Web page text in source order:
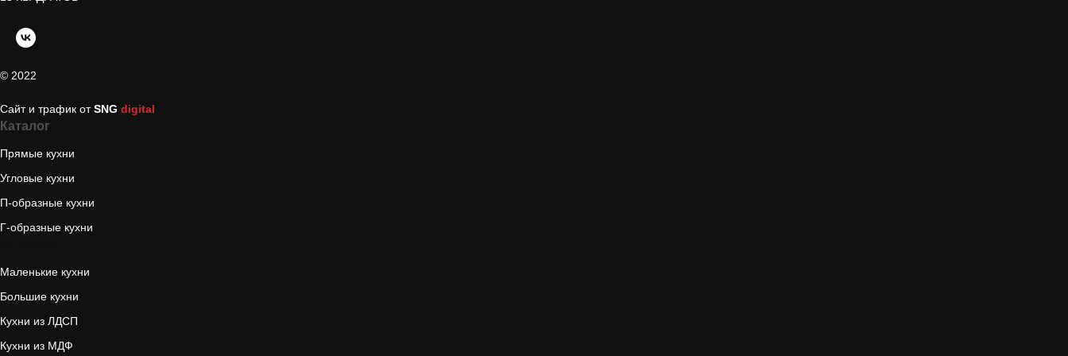
© 2022
Сайт и трафик отSNG digital
Каталог
Прямые кухни
Угловые кухни
П-образные кухни
Г-образные кухни
Маленькие кухни
Большие кухни
Кухни из ЛДСП
Кухни из МДФ